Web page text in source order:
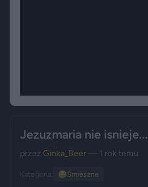
Jezuzmaria nie isnieje...
przez Ginka_Beer— 1 rok temu
Kategoria: 😂Śmieszne